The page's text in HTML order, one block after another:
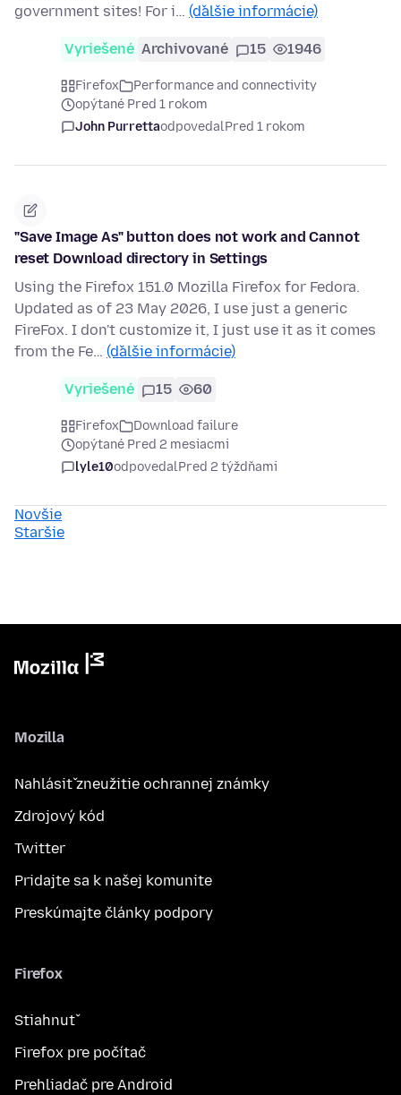
government sites! For i… (ďalšie informácie)
Vyriešené Archivované 15 1946
Firefox
Performance and connectivity
opýtané Pred 1 rokom
John PurrettaodpovedalPred 1 rokom
"Save Image As" button does not work and Cannot
reset Download directory in Settings
Using the Firefox 151.0 Mozilla Firefox for Fedora.
Updated as of 23 May 2026, I use just a generic
FireFox. I don't customize it, I just use it as it comes
from the Fe… (ďalšie informácie)
Vyriešené 15 60
Firefox
Download failure
opýtané Pred 2 mesiacmi
lyle10odpovedalPred 2 týždňami
Novšie
Staršie
Mozilla
Nahlásiť zneužitie ochrannej známky
Zdrojový kód
Twitter
Pridajte sa k našej komunite
Preskúmajte články podpory
Firefox
Stiahnuť
Firefox pre počítač
Prehliadač pre Android